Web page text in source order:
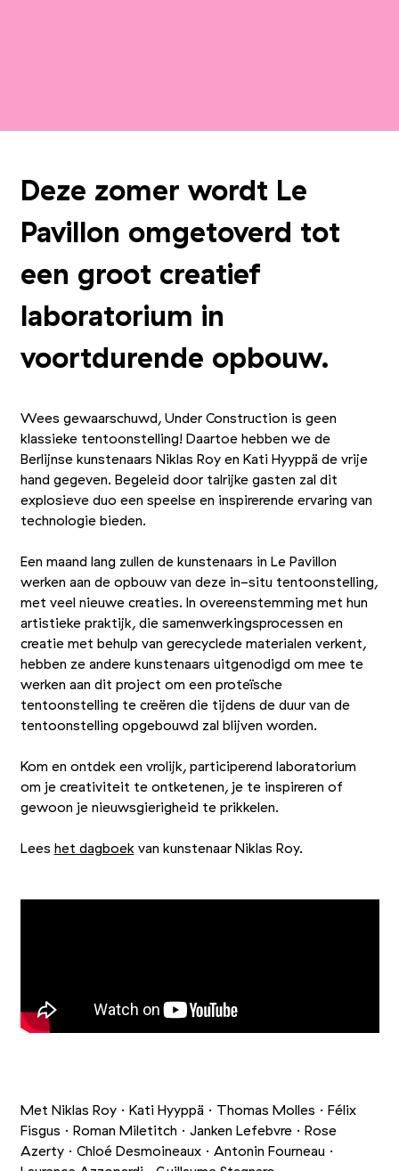
Deze zomer wordt Le
Pavillon omgetoverd tot
een groot creatief
laboratorium in
voortdurende opbouw.
Wees gewaarschuwd, Under Construction is geen
klassieke tentoonstelling! Daartoe hebben we de
Berlijnse kunstenaars Niklas Roy en Kati Hyyppä de vrije
hand gegeven. Begeleid door talrijke gasten zal dit
explosieve duo een speelse en inspirerende ervaring van
technologie bieden.
Een maand lang zullen de kunstenaars in Le Pavillon
werken aan de opbouw van deze in-situ tentoonstelling,
met veel nieuwe creaties. In overeenstemming met hun
artistieke praktijk, die samenwerkingsprocessen en
creatie met behulp van gerecyclede materialen verkent,
hebben ze andere kunstenaars uitgenodigd om mee te
werken aan dit project om een proteïsche
tentoonstelling te creëren die tijdens de duur van de
tentoonstelling opgebouwd zal blijven worden.
Kom en ontdek een vrolijk, participerend laboratorium
om je creativiteit te ontketenen, je te inspireren of
gewoon je nieuwsgierigheid te prikkelen.
Lees het dagboek van kunstenaar Niklas Roy.
Met Niklas Roy · Kati Hyyppä · Thomas Molles · Félix
Fisgus · Roman Miletitch · Janken Lefebvre · Rose
Azerty · Chloé Desmoineaux · Antonin Fourneau ·